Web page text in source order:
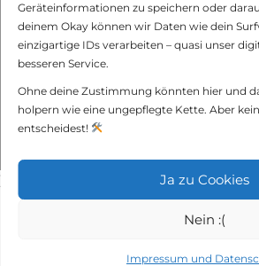
Geräteinformationen zu speichern oder
deinem Okay können wir Daten wie dein
einzigartige IDs verarbeiten – quasi unser
besseren Service.
Ohne deine Zustimmung könnten hier und
holpern wie eine ungepflegte Kette. Aber
entscheidest!
Ja zu Cookies
Nein :(
Impressum und
bike point GmbH -
Datenschutz